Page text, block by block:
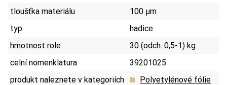
tloušťka materiálu
100 µm
typ
hadice
hmotnost role
30 (odch. 0,5-1) kg
celní nomenklatura
39201025
produkt naleznete v kategoriích
Polyetylénové fólie